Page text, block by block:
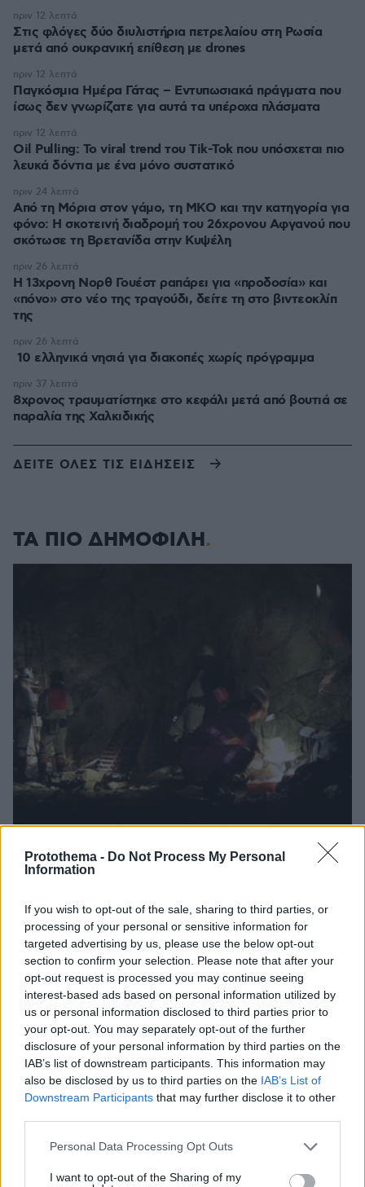
Protothema - Do Not Process My Personal
Information
If you wish to opt-out of the sale, sharing to third parties, or
processing of your personal or sensitive information for
targeted advertising by us, please use the below opt-out
section to confirm your selection. Please note that after your
opt-out request is processed you may continue seeing
interest-based ads based on personal information utilized by
us or personal information disclosed to third parties prior to
your opt-out. You may separately opt-out of the further
disclosure of your personal information by third parties on the
IAB’s list of downstream participants. This information may
also be disclosed by us to third parties on the IAB’s List of
Downstream Participants that may further disclose it to other
Please note that this website/app uses one or more Google
not limited to your visit or usage behaviour. You may click to
Personal Data Processing Opt Outs
I want to opt-out of the Sharing of my
Στις φλόγες δύο διυλιστήρια πετρελαίου στη Ρωσία
μετά από ουκρανική επίθεση με drones
πριν 12 λεπτά
Παγκόσμια Ημέρα Γάτας – Εντυπωσιακά πράγματα που
ίσως δεν γνωρίζατε για αυτά τα υπέροχα πλάσματα
πριν 12 λεπτά
Oil Pulling: To viral trend του Tik-Tok που υπόσχεται πιο
λευκά δόντια με ένα μόνο συστατικό
πριν 12 λεπτά
Από τη Μόρια στον γάμο, τη ΜΚΟ και την κατηγορία για
φόνο: Η σκοτεινή διαδρομή του 26χρονου Αφγανού που
σκότωσε τη Βρετανίδα στην Κυψέλη
πριν 24 λεπτά
Η 13χρονη Νορθ Γουέστ ραπάρει για «προδοσία» και
«πόνο» στο νέο της τραγούδι, δείτε τη στο βιντεοκλίπ
της
πριν 26 λεπτά
10 ελληνικά νησιά για διακοπές χωρίς πρόγραμμα
πριν 26 λεπτά
8χρονος τραυματίστηκε στο κεφάλι μετά από βουτιά σε
παραλία της Χαλκιδικής
πριν 37 λεπτά
ΔΕΙΤΕ ΟΛΕΣ ΤΙΣ ΕΙΔΗΣΕΙΣ
ΤΑ ΠΙΟ ΔΗΜΟΦΙΛΗ
Το «σκουλήκι του διαβόλου» που ζει 1,3 χιλιόμετρα
κάτω από τη Γη και αλλάζει όσα γνωρίζαμε για τη
ζωή: «Οι άνθρωποι δεν κυβερνάμε τον κόσμο»
08.08.2026, 08:57